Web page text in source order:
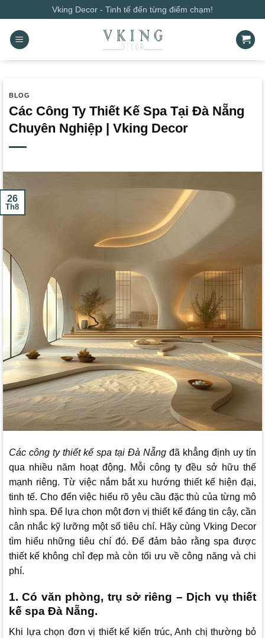
qua
nội
dung
Vking Decor - Tinh tế đến từng điểm chạm!
BLOG
Các Công Ty Thiết Kế Spa Tại Đà Nẵng
Chuyên Nghiệp | Vking Decor
26
Th8
Các công ty thiết kế spa tại Đà Nẵng đã khẳng định uy tín
qua nhiều năm hoạt động. Mỗi công ty đều sở hữu thế
mạnh riêng. Từ việc nắm bắt xu hướng thiết kế hiện đại,
tinh tế. Cho đến việc hiểu rõ yêu cầu đặc thù của từng mô
hình spa. Để lựa chọn một đơn vị thiết kế đáng tin cậy, cần
cân nhắc kỹ lưỡng một số tiêu chí. Hãy cùng Vking Decor
tìm hiểu những tiêu chí đó. Để đảm bảo rằng spa được
thiết kế không chỉ đẹp mà còn tối ưu về công năng và chi
phí.
1. Có văn phòng, trụ sở riêng – Dịch vụ thiết
kế spa Đà Nẵng.
Khi lựa chọn đơn vị thiết kế kiến trúc, Anh chị thường bỏ